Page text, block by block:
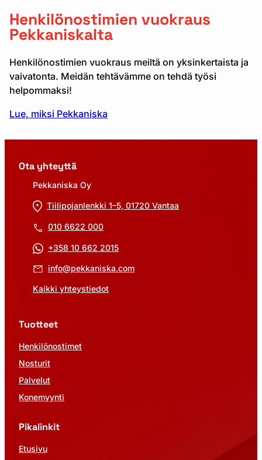
Henkilönostimien vuokraus
Pekkaniskalta
Henkilönostimien vuokraus meiltä on yksinkertaista ja
vaivatonta. Meidän tehtävämme on tehdä työsi
helpommaksi!
Lue, miksi Pekkaniska
Ota yhteyttä
Pekkaniska Oy
Tiilipojanlenkki 1–5, 01720 Vantaa
010 6622 000
+358 10 662 2015
info@pekkaniska.com
Kaikki yhteystiedot
Tuotteet
Henkilönostimet
Nosturit
Palvelut
Konemyynti
Pikalinkit
Etusivu